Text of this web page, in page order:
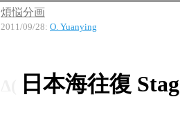
煩悩分画
2011/09/28: O. Yuanying
日本海往復